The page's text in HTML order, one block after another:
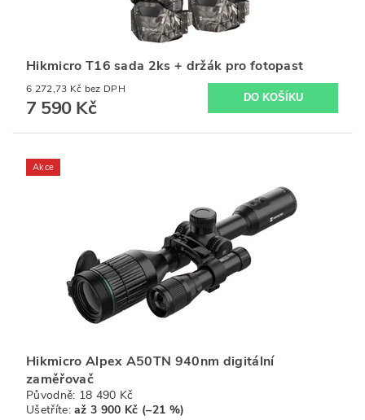
Hikmicro T16 sada 2ks + držák pro fotopast
6 272,73 Kč bez DPH
7 590 Kč
Akce
Hikmicro Alpex A50TN 940nm digitální
zaměřovač
Původně: 18 490 Kč
Ušetříte:až 3 900 Kč (–21 %)